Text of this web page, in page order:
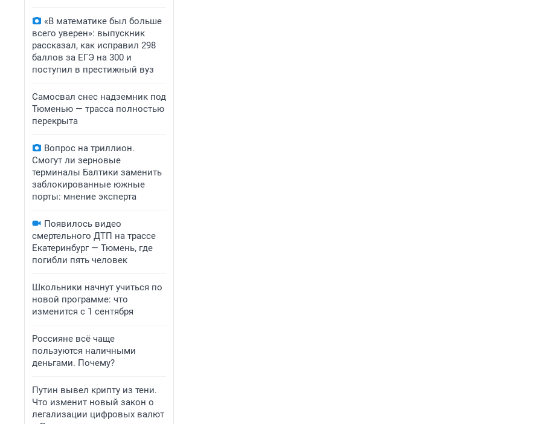
«В математике был больше
всего уверен»: выпускник
рассказал, как исправил 298
баллов за ЕГЭ на 300 и
поступил в престижный вуз
Самосвал снес надземник под
Тюменью — трасса полностью
перекрыта
Вопрос на триллион.
Смогут ли зерновые
терминалы Балтики заменить
заблокированные южные
порты: мнение эксперта
Появилось видео
смертельного ДТП на трассе
Екатеринбург — Тюмень, где
погибли пять человек
Школьники начнут учиться по
новой программе: что
изменится с 1 сентября
Россияне всё чаще
пользуются наличными
деньгами. Почему?
Путин вывел крипту из тени.
Что изменит новый закон о
легализации цифровых валют